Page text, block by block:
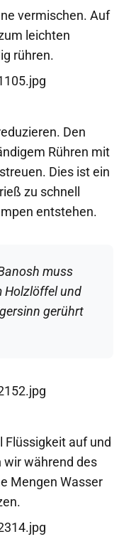
vermischen. Auf
leichten
rühren.
Den
Rühren mit
Dies ist ein
zu schnell
entstehen.
muss
Holzlöffel und
gerührt
Flüssigkeit auf und
wir während des
Mengen Wasser